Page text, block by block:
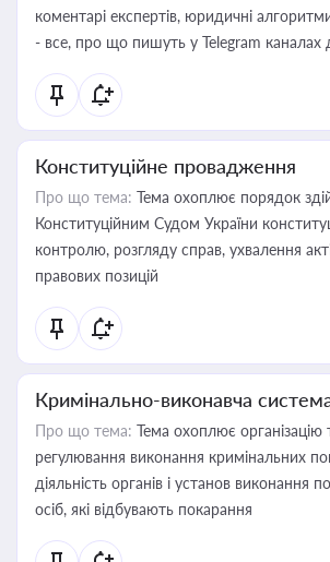
коментарі експертів, юридичні
- все, про що пишуть у Telegram каналах
Конституційне провадження
Про що тема: Тема охоплює порядок
Конституційним Судом України
контролю, розгляду справ, ухвалення
правових позицій
Кримінально-виконавча
Про що тема: Тема охоплює організацію
регулювання виконання кримінальних
діяльність органів і установ виконання
осіб, які відбувають покарання